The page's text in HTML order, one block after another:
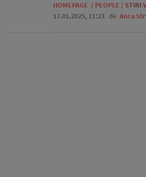
HOMEPAGE / PEOPLE / STIRI
17.01.2025, 11:23 de Anca